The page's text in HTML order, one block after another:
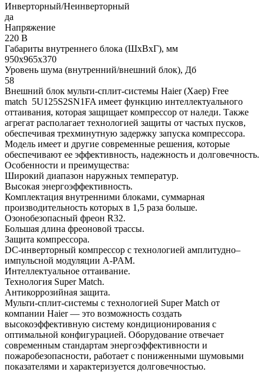
Инверторный/Неинверторный
да
Напряжение
220 В
Габариты внутреннего блока (ШхВхГ), мм
950х965х370
Уровень шума (внутренний/внешний блок), Дб
58
Внешний блок мульти-сплит-системы Haier (Хаер) Free
match 5U125S2SN1FA имеет функцию интеллектуального
оттаивания, которая защищает компрессор от наледи. Также
агрегат располагает технологией защиты от частых пусков,
обеспечивая трехминутную задержку запуска компрессора.
Модель имеет и другие современные решения, которые
обеспечивают ее эффективность, надежность и долговечность.
Особенности и преимущества:
Широкий диапазон наружных температур.
Высокая энергоэффективность.
Комплектация внутренними блоками, суммарная
производительность которых в 1,5 раза больше.
Озонобезопасный фреон R32.
Большая длина фреоновой трассы.
Защита компрессора.
DC-инверторный компрессор с технологией амплитудно–
импульсной модуляции A-PAM.
Интеллектуальное оттаивание.
Технология Super Match.
Антикоррозийная защита.
Мульти-сплит-системы с технологией Super Match от
компании Haier — это возможность создать
высокоэффективную систему кондиционирования с
оптимальной конфигурацией. Оборудование отвечает
современным стандартам энергоэффективности и
пожаробезопасности, работает с пониженными шумовыми
показателями и характеризуется долговечностью.